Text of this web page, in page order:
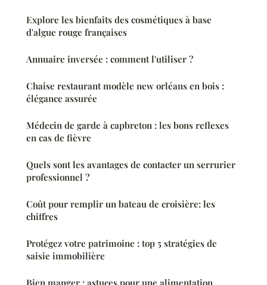
Explore les bienfaits des cosmétiques à base
d'algue rouge françaises
Annuaire inversée : comment l'utiliser ?
Chaise restaurant modèle new orléans en bois :
élégance assurée
Médecin de garde à capbreton : les bons reflexes
en cas de fièvre
Quels sont les avantages de contacter un serrurier
professionnel ?
Coût pour remplir un bateau de croisière: les
chiffres
Protégez votre patrimoine : top 5 stratégies de
saisie immobilière